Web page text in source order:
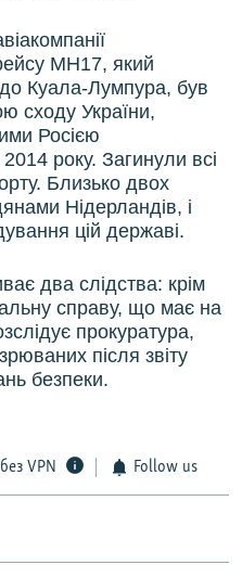
MH17, який
Куала-Лумпура, був
сходу України,
Росією
року. Загинули всі
Близько двох
Нідерландів, і
цій державі.
два слідства: крім
справу, що має на
прокуратура,
після звіту
безпеки.
VPN Follow us